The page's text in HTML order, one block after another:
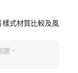
樣式材質比較及風
。